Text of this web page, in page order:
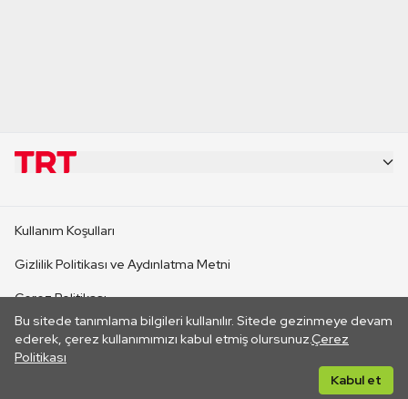
Bu sitede tanımlama bilgileri kullanılır. Sitede gezinmeye devam
ederek, çerez kullanımımızı kabul etmiş olursunuz.Çerez
Politikası
Kabul et
CANLI YAYINLAR
Kullanım Koşulları
Gizlilik Politikası ve Aydınlatma Metni
Çerez Politikası
İletişim
Her hakkı saklıdır. ©2026 TRT. Bağlantı yoluyla gidilen dış